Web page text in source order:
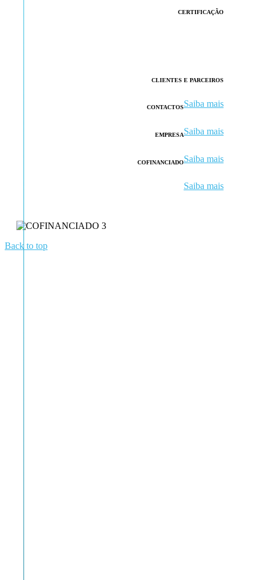
CERTIFICAÇÃO
CLIENTES E PARCEIROS
Saiba mais
CONTACTOS
Saiba mais
EMPRESA
Saiba mais
COFINANCIADO
Saiba mais
Back to top